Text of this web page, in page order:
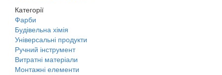
Категорії
Фарби
Будівельна хімія
Універсальні продукти
Ручний інструмент
Витратні матеріали
Монтажні елементи